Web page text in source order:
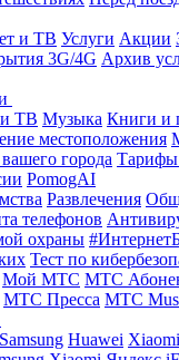
и ТВ Услуги Акции
3G/4G Архив
ТВ Музыка Книги и
местоположения
города Тарифы
PomogAI
Развлечения
телефонов
охраны
Тест по
Мой МТС МТС
МТС Пресса МТС
Samsung Huawei Xiaomi